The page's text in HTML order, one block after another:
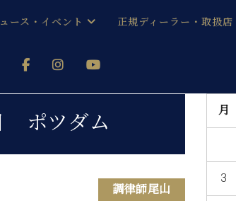
レジデンス
ース・イベント
ルマガ会員登録ご案内
荷情報等)
知らせ・メディア情報)
正規ディーラー・取扱店
本
ポツダム
調律師尾山
月
3